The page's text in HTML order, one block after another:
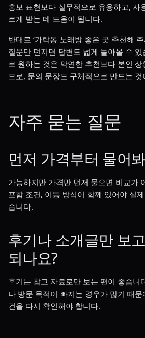
홍보 표현보다 실무적으로 유용하고, 사
르게 받는 데 도움이 됩니다.
반대로 ‘가락동 노래방 좋은 곳 추천해
질문만 던지면 답변도 넓게 돌아올 수
로 원하는 것은 막연한 추천보다 본인
므로, 문의 문장도 구체적으로 만드는 것
자주 묻는 질문
먼저 가격부터 물어
가능하지만 가격만 먼저 물으면 비교가
포함 조건, 이동 방식이 함께 있어야 실
습니다.
후기나 소개글만 보
되나요?
후기는 참고 자료로만 보는 편이 좋습니
나 방문 목적이 빠지는 경우가 많기 때
건을 다시 확인해야 합니다.